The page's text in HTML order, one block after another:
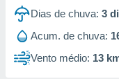
estudos
de
Dias de chuva: 3
Acum. de chuva:
Vento médio: 13